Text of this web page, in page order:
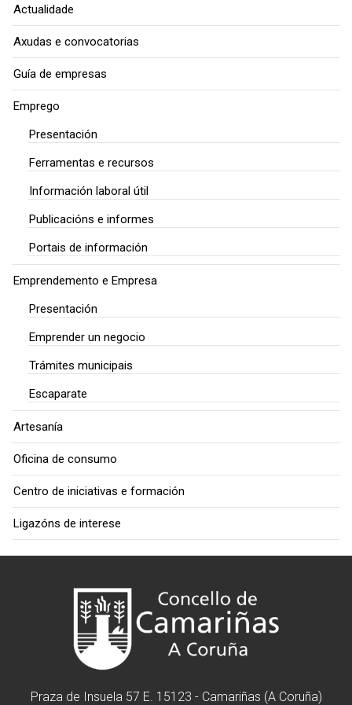
Actualidade
Axudas e convocatorias
Guía de empresas
Emprego
Presentación
Ferramentas e recursos
Información laboral útil
Publicacións e informes
Portais de información
Emprendemento e Empresa
Presentación
Emprender un negocio
Trámites municipais
Escaparate
Artesanía
Oficina de consumo
Centro de iniciativas e formación
Ligazóns de interese
Praza de Insuela 57 E. 15123 - Camariñas (A Coruña)